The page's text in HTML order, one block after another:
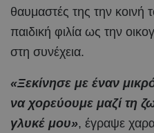
θαυμαστές της την κοινή
παιδική φιλία ως την
στη συνέχεια.
«Ξεκίνησε με έναν
να χορεύουμε μαζί τη
γλυκέ μου», έγραψε